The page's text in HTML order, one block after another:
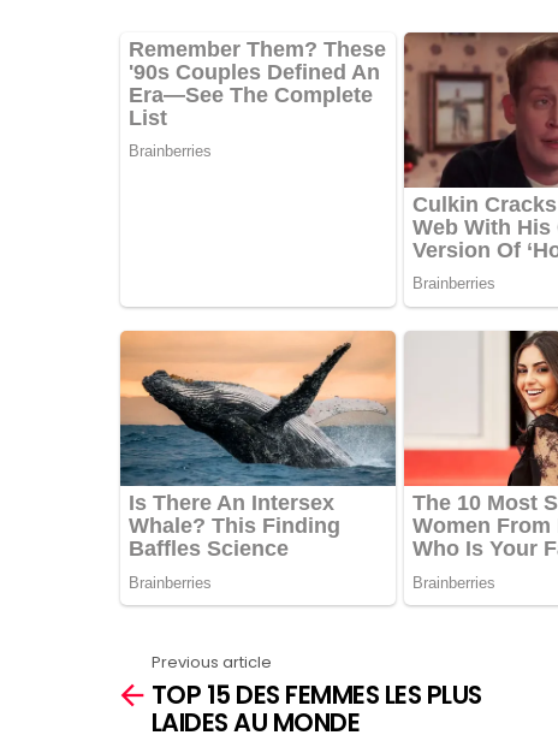
See
more
Previous article
TOP 15 DES FEMMES LES PLUS
LAIDES AU MONDE